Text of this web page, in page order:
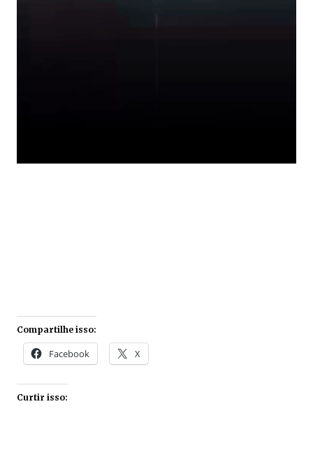
Compartilhe isso:
Facebook X
Curtir isso: